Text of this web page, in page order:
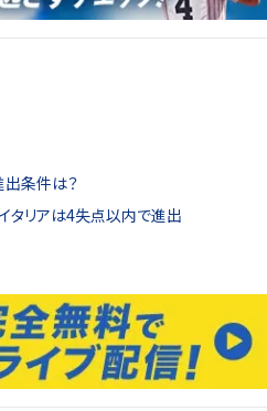
出条件は？
タリアは4失点以内で進出